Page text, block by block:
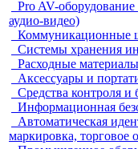
Pro AV-
аудио-видео)
Коммуникационные
Системы хранения
Расходные материалы
Аксессуары и
Средства контроля и
Информационная
Автоматическая
маркировка, торговое